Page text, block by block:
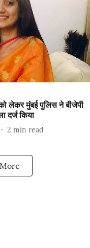
लेकर मुंबई पुलिस ने बीजेपी
दर्ज किया
2 min read